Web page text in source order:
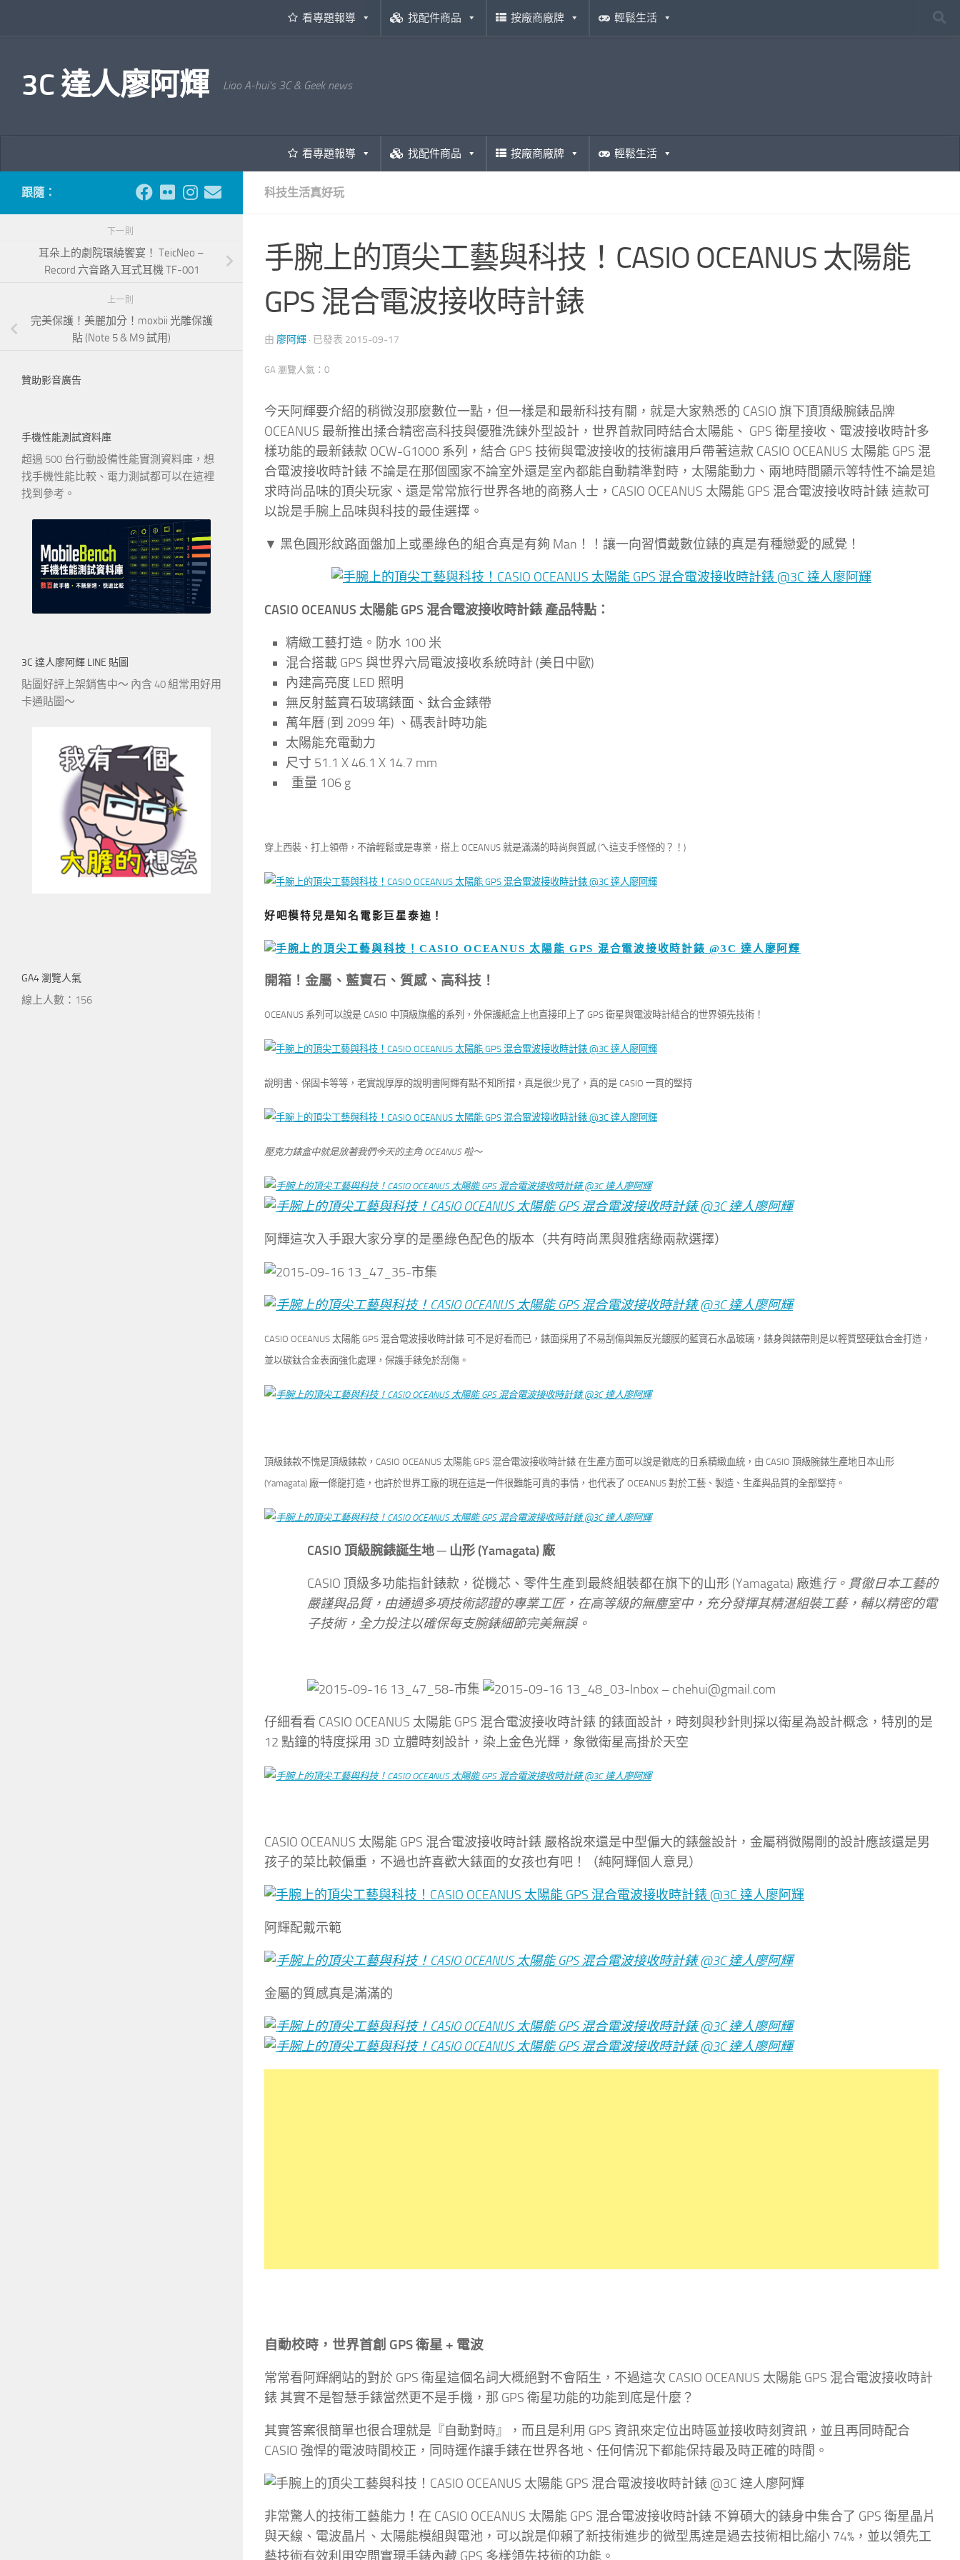
看專題報導 找配件商品 按廠商廠牌 輕鬆生活
3C 達人廖阿輝 Liao A-hui's 3C & Geek news
看專題報導 找配件商品 按廠商廠牌 輕鬆生活
科技生活真好玩
手腕上的頂尖工藝與科技！CASIO OCEANUS 太陽能
GPS 混合電波接收時計錶
由 廖阿輝 · 已發表 2015-09-17
GA 瀏覽人氣：0
今天阿輝要介紹的稍微沒那麼數位一點，但一樣是和最新科技有關，就是大家熟悉的 CASIO 旗下頂頂級腕錶品牌
OCEANUS 最新推出揉合精密高科技與優雅洗鍊外型設計，世界首款同時結合太陽能、 GPS 衛星接收、電波接收時計多
樣功能的最新錶款 OCW-G1000 系列，結合 GPS 技術與電波接收的技術讓用戶帶著這款 CASIO OCEANUS 太陽能 GPS 混
合電波接收時計錶 不論是在那個國家不論室外還是室內都能自動精準對時，太陽能動力、兩地時間顯示等特性不論是追
求時尚品味的頂尖玩家、還是常常旅行世界各地的商務人士，CASIO OCEANUS 太陽能 GPS 混合電波接收時計錶 這款可
以說是手腕上品味與科技的最佳選擇。
▼ 黑色圓形紋路面盤加上或墨綠色的組合真是有夠 Man！！讓一向習慣戴數位錶的真是有種戀愛的感覺！
CASIO OCEANUS 太陽能 GPS 混合電波接收時計錶 產品特點：
精緻工藝打造。防水 100 米
混合搭載 GPS 與世界六局電波接收系統時計 (美日中歐)
內建高亮度 LED 照明
無反射藍寶石玻璃錶面、鈦合金錶帶
萬年曆 (到 2099 年) 、碼表計時功能
太陽能充電動力
尺寸 51.1 X 46.1 X 14.7 mm
重量 106 g
穿上西裝、打上領帶，不論輕鬆或是專業，搭上 OCEANUS 就是滿滿的時尚與質感 (ㄟ這支手怪怪的？！)
好吧模特兒是知名電影巨星泰迪！
開箱！金屬、藍寶石、質感、高科技！
OCEANUS 系列可以說是 CASIO 中頂級旗艦的系列，外保護紙盒上也直接印上了 GPS 衛星與電波時計結合的世界領先技術！
說明書、保固卡等等，老實說厚厚的說明書阿輝有點不知所措，真是很少見了，真的是 CASIO 一貫的堅持
壓克力錶盒中就是放著我們今天的主角 OCEANUS 啦～
阿輝這次入手跟大家分享的是墨綠色配色的版本（共有時尚黑與雅痞綠兩款選擇）
CASIO OCEANUS 太陽能 GPS 混合電波接收時計錶 可不是好看而已，錶面採用了不易刮傷與無反光鍍膜的藍寶石水晶玻璃，錶身與錶帶則是以輕質堅硬鈦合金打造，
並以碳鈦合金表面強化處理，保護手錶免於刮傷。
頂級錶款不愧是頂級錶款，CASIO OCEANUS 太陽能 GPS 混合電波接收時計錶 在生產方面可以說是徹底的日系精緻血統，由 CASIO 頂級腕錶生產地日本山形
(Yamagata) 廠一條龍打造，也許於世界工廠的現在這是一件很難能可貴的事情，也代表了 OCEANUS 對於工藝、製造、生產與品質的全部堅持。
CASIO 頂級腕錶誕生地 ─ 山形 (Yamagata) 廠
CASIO 頂級多功能指針錶款，從機芯、零件生產到最終組裝都在旗下的山形 (Yamagata) 廠進行。貫徹日本工藝的
嚴謹與品質，由通過多項技術認證的專業工匠，在高等級的無塵室中， 充分發揮其精湛組裝工藝，輔以精密的電
子技術，全力投注以確保每支腕錶細節完美無誤。
仔細看看 CASIO OCEANUS 太陽能 GPS 混合電波接收時計錶 的錶面設計，時刻與秒針則採以衛星為設計概念，特別的是
12 點鐘的特度採用 3D 立體時刻設計，染上金色光輝，象徵衛星高掛於天空
CASIO OCEANUS 太陽能 GPS 混合電波接收時計錶 嚴格說來還是中型偏大的錶盤設計，金屬稍微陽剛的設計應該還是男
孩子的菜比較偏重，不過也許喜歡大錶面的女孩也有吧！（純阿輝個人意見）
阿輝配戴示範
金屬的質感真是滿滿的
自動校時，世界首創 GPS 衛星 + 電波
常常看阿輝網站的對於 GPS 衛星這個名詞大概絕對不會陌生，不過這次 CASIO OCEANUS 太陽能 GPS 混合電波接收時計
錶 其實不是智慧手錶當然更不是手機，那 GPS 衛星功能的功能到底是什麼？
其實答案很簡單也很合理就是『自動對時』，而且是利用 GPS 資訊來定位出時區並接收時刻資訊，並且再同時配合
CASIO 強悍的電波時間校正，同時運作讓手錶在世界各地、任何情況下都能保持最及時正確的時間。
非常驚人的技術工藝能力！在 CASIO OCEANUS 太陽能 GPS 混合電波接收時計錶 不算碩大的錶身中集合了 GPS 衛星晶片
與天線、電波晶片、太陽能模組與電池，可以說是仰賴了新技術進步的微型馬達是過去技術相比縮小 74%，並以領先工
藝技術有效利用空間實現手錶內藏 GPS 多樣領先技術的功能。
跟隨：
下一則
耳朵上的劇院環繞饗宴！ TeicNeo –
Record 六音路入耳式耳機 TF-001
上一則
完美保護！美麗加分！moxbii 光雕保護
貼 (Note 5 & M9 試用)
贊助影音廣告
手機性能測試資料庫
超過 500 台行動設備性能實測資料庫，想
找手機性能比較、電力測試都可以在這裡
找到參考。
3C 達人廖阿輝 LINE 貼圖
貼圖好評上架銷售中～ 內含 40 組常用好用
卡通貼圖～
GA4 瀏覽人氣
線上人數：156